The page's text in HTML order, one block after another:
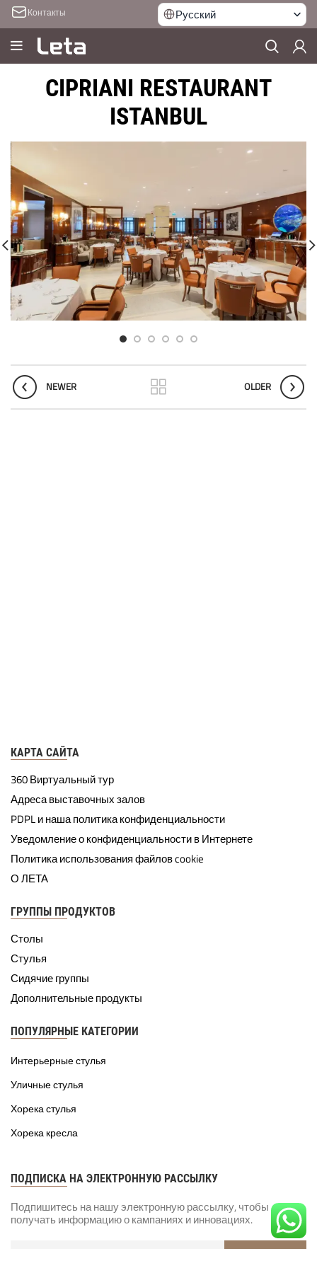
Контакты Русский
CIPRIANI RESTAURANT
ISTANBUL
NEWER OLDER
КАРТА САЙТА
360 Виртуальный тур
Адреса выставочных залов
PDPL и наша политика конфиденциальности
Уведомление о конфиденциальности в Интернете
Политика использования файлов cookie
О ЛЕТА
ГРУППЫ ПРОДУКТОВ
Столы
Стулья
Сидячие группы
Дополнительные продукты
ПОПУЛЯРНЫЕ КАТЕГОРИИ
Интерьерные стулья
Уличные стулья
Хорека стулья
Хорека кресла
ПОДПИСКА НА ЭЛЕКТРОННУЮ РАССЫЛКУ
Подпишитесь на нашу электронную рассылку, чтобы
получать информацию о кампаниях и инновациях.